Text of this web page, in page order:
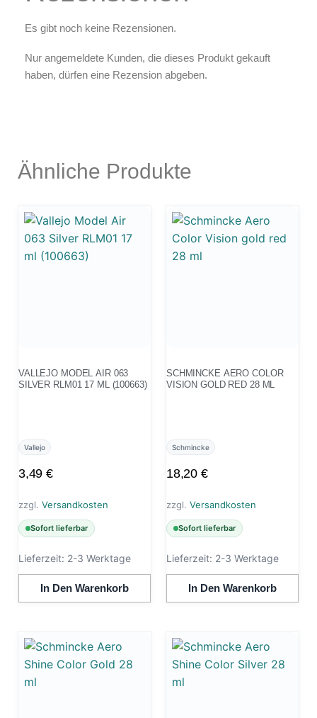
Es gibt noch keine Rezensionen.
Nur angemeldete Kunden, die dieses Produkt gekauft
haben, dürfen eine Rezension abgeben.
Ähnliche Produkte
VALLEJO MODEL AIR 063
SILVER RLM01 17 ML (100663)
Vallejo
3,49€
zzgl. Versandkosten
Sofort lieferbar
Lieferzeit: 2-3 Werktage
In Den Warenkorb
SCHMINCKE AERO COLOR
VISION GOLD RED 28 ML
Schmincke
18,20 €
zzgl. Versandkosten
Sofort lieferbar
Lieferzeit: 2-3 Werktage
In Den Warenkorb